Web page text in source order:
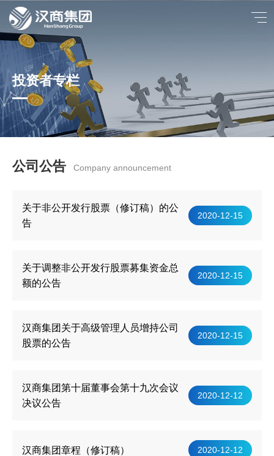
投资者专栏
公司公告 Company announcement
关于非公开发行股票（修订稿）的公
告
2020-12-15
关于调整非公开发行股票募集资金总
额的公告
2020-12-15
汉商集团关于高级管理人员增持公司
股票的公告
2020-12-15
汉商集团第十届董事会第十九次会议
决议公告
2020-12-12
汉商集团章程（修订稿） 2020-12-12